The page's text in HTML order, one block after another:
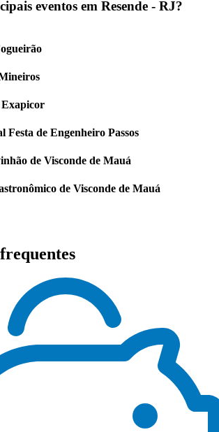
eventos em Resende - RJ?
Festa de Engenheiro Passos
de Visconde de Mauá
de Visconde de Mauá